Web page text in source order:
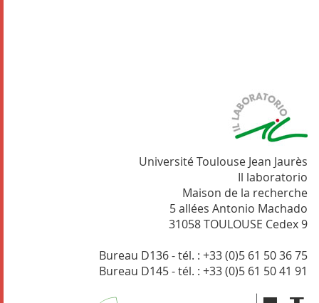
Université Toulouse Jean Jaurès
Il laboratorio
Maison de la recherche
5 allées Antonio Machado
31058 TOULOUSE Cedex 9
Bureau D136 - tél. : +33 (0)5 61 50 36 75
Bureau D145 - tél. : +33 (0)5 61 50 41 91